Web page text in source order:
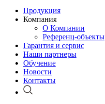
Продукция
Компания
О Компании
Референц-объекты
Гарантия и сервис
Наши партнеры
Обучение
Новости
Контакты